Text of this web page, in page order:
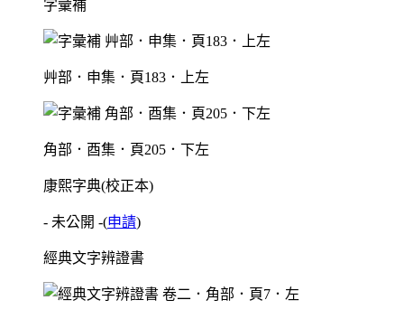
字彙補
艸部．申集．頁183．上左
角部．酉集．頁205．下左
康熙字典(校正本)
- 未公開 -(申請)
經典文字辨證書